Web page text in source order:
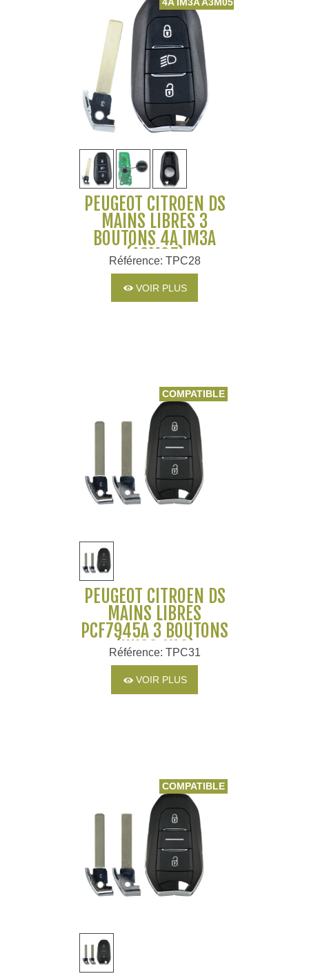
PEUGEOT CITROEN DS
MAINS LIBRES 3
BOUTONS 4A IM3A
(A3M05)
Référence: TPC28
VOIR PLUS
COMPATIBLE
PEUGEOT CITROEN DS
MAINS LIBRES
PCF7945A 3 BOUTONS
(HU83+VA2)
Référence: TPC31
VOIR PLUS
COMPATIBLE